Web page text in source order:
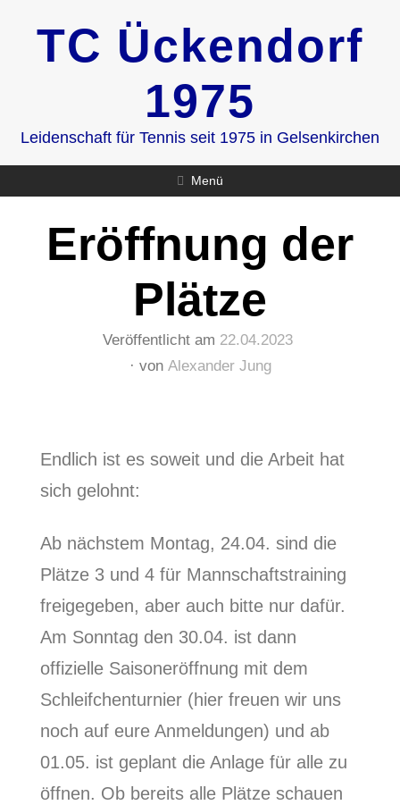
TC Ückendorf
1975
Leidenschaft für Tennis seit 1975 in Gelsenkirchen
Menü
Eröffnung der
Plätze
Veröffentlicht am 22.04.2023
von Alexander Jung
Endlich ist es soweit und die Arbeit hat
sich gelohnt:
Ab nächstem Montag, 24.04. sind die
Plätze 3 und 4 für Mannschaftstraining
freigegeben, aber auch bitte nur dafür.
Am Sonntag den 30.04. ist dann
offizielle Saisoneröffnung mit dem
Schleifchenturnier (hier freuen wir uns
noch auf eure Anmeldungen) und ab
01.05. ist geplant die Anlage für alle zu
öffnen. Ob bereits alle Plätze schauen